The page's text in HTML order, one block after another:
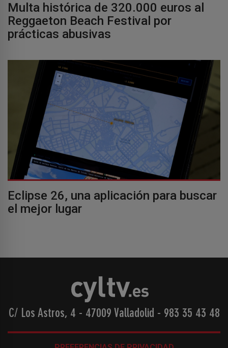
Multa histórica de 320.000 euros al
Reggaeton Beach Festival por
prácticas abusivas
Eclipse 26, una aplicación para buscar
el mejor lugar
C/ Los Astros, 4 - 47009 Valladolid - 983 35 43 48